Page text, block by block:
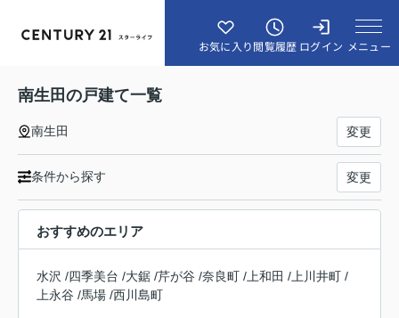
お気に入り閲覧履歴 ログイン メニュー
南生田の戸建て一覧
南生田 変更
条件から探す 変更
おすすめのエリア
水沢 /四季美台 /大鋸 /芹が谷 /奈良町 / 上和田 / 上川井町 /
上永谷 /馬場 /西川島町